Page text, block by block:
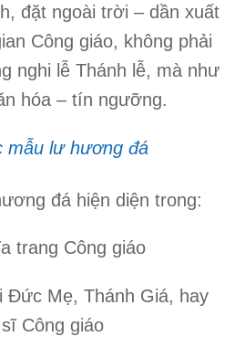
đặt ngoài trời – dần xuất
Công giáo, không phải
nghi lễ Thánh lễ, mà như
hóa – tín ngưỡng.
mẫu lư hương đá
đá hiện diện trong:
trang Công giáo
Đức Mẹ, Thánh Giá, hay
Công giáo